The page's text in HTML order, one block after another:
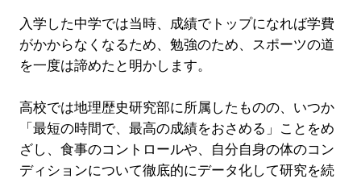
入学した中学では当時、成績でトップになれば学費
がかからなくなるため、勉強のため、スポーツの道
を一度は諦めたと明かします。
高校では地理歴史研究部に所属したものの、いつか
「最短の時間で、最高の成績をおさめる」ことをめ
ざし、食事のコントロールや、自分自身の体のコン
ディションについて徹底的にデータ化して研究を続